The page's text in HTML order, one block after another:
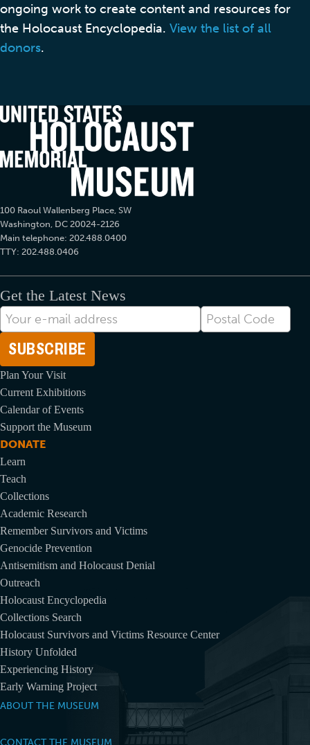
ongoing work to create content and resources for
the Holocaust Encyclopedia. View the list of all
donors.
100 Raoul Wallenberg Place, SW
Washington, DC 20024-2126
Main telephone: 202.488.0400
TTY: 202.488.0406
Get the Latest News
Adresse
électronique
Postal
Code
Plan Your Visit
Current Exhibitions
Calendar of Events
Support the Museum
DONATE
Learn
Teach
Collections
Academic Research
Remember Survivors and Victims
Genocide Prevention
Antisemitism and Holocaust Denial
Outreach
Holocaust Encyclopedia
Collections Search
Holocaust Survivors and Victims Resource Center
History Unfolded
Experiencing History
Early Warning Project
ABOUT THE MUSEUM
CONTACT THE MUSEUM